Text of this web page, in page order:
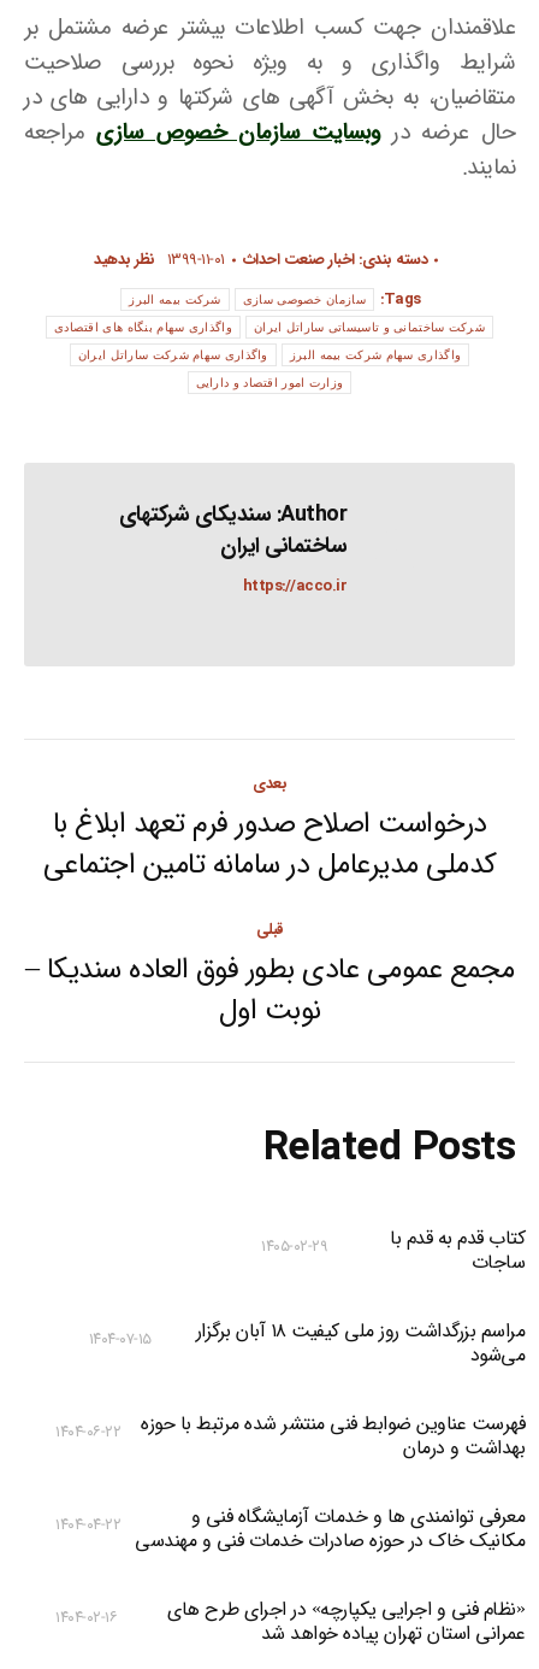
علاقمندان جهت کسب اطلاعات بیشتر عرضه مشتمل بر
شرایط واگذاری و به ویژه نحوه بررسی صلاحیت
متقاضیان، به بخش آگهی های شرکتها و دارایی های در
حال عرضه دروبسایت سازمان خصوص سازیمراجعه
نمایند.
دسته بندی:اخبار صنعت احداث ۱۳۹۹-۱۱-۰۱ نظر بدهید
Tags:
سازمان خصوصی سازی شرکت بیمه البرز
شرکت ساختمانی و تاسیساتی ساراتل ایران واگذاری سهام بنگاه های اقتصادی
واگذاری سهام شرکت بیمه البرز واگذاری سهام شرکت ساراتل ایران
وزارت امور اقتصاد و دارایی
Author: سندیکای شرکتهای
ساختمانی ایران
https://acco.ir
navigation
قبلی
Previous
post:
مجمع عمومی عادی بطور فوق العاده سندیکا –
نوبت اول
بعدی
Next
post:
درخواست اصلاح صدور فرم تعهد ابلاغ با
کدملی مدیرعامل در سامانه تامین اجتماعی
Related Posts
کتاب قدم به قدم با
ساجات
۱۴۰۵-۰۲-۲۹
مراسم بزرگداشت روز ملی کیفیت ۱۸ آبان برگزار
می‌شود
۱۴۰۴-۰۷-۱۵
فهرست عناوین ضوابط فنی منتشر شده مرتبط با حوزه
بهداشت و درمان
۱۴۰۴-۰۶-۲۲
معرفی توانمندی ها و خدمات آزمایشگاه فنی و
مکانیک خاک در حوزه صادرات خدمات فنی و مهندسی
۱۴۰۴-۰۴-۲۲
«نظام فنی و اجرایی یکپارچه» در اجرای طرح های
عمرانی استان تهران پیاده خواهد شد
۱۴۰۴-۰۲-۱۶